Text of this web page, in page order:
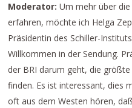
Moderator:Um mehr über
erfahren, möchte ich Helga
Präsidentin des Schiller-
Willkommen in der Sendung.
der BRI darum geht, die
finden. Es ist interessant, dies
oft aus dem Westen hören,